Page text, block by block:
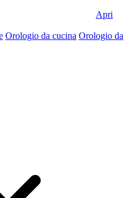
Apri
Orologio da cucina Orologio da